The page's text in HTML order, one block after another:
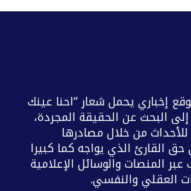
إخباري يحمل شعار “احنا عينك
البحث عن الحقيقة المجردة،
من خلال مصادرها
القارئ الذي يواجه كما كبيرا
المنصات والوسائل الإعلامية
العقلي والنفسي.